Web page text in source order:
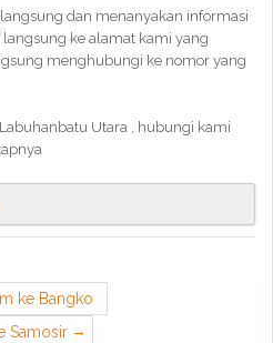
dan menanyakan informasi
ke alamat kami yang
menghubungi ke nomor yang
Utara , hubungi kami
ke Bangko
Samosir